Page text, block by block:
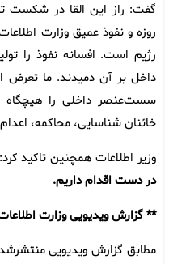
روزه و نفوذ عمیق وزارت
رژیم است. افسانه نفوذ را
داخل بر آن دمیدند. ما تعرض
سست‌عنصر داخلی را هیچگاه
خائنان شناسایی، محاکمه،
وزیر اطلاعات همچنین تاکید کرد:
در دست اقدام داریم.
** گزارش ویدیویی وزارت
مطابق گزارش ویدیویی